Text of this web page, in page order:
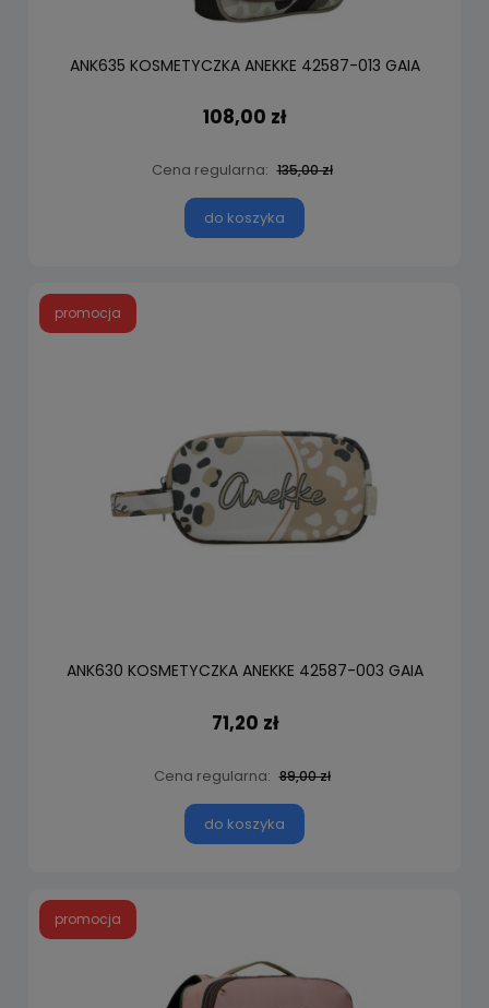
ANK635 KOSMETYCZKA ANEKKE 42587-013 GAIA
108,00 zł
Cena regularna: 135,00 zł
do koszyka
ANK630 KOSMETYCZKA ANEKKE 42587-003 GAIA
71,20 zł
Cena regularna: 89,00 zł
do koszyka
promocja
promocja